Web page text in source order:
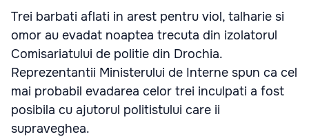
Trei barbati aflati in arest pentru viol, talharie si
omor au evadat noaptea trecuta din izolatorul
Comisariatului de politie din Drochia.
Reprezentantii Ministerului de Interne spun ca cel
mai probabil evadarea celor trei inculpati a fost
posibila cu ajutorul politistului care ii
supraveghea.